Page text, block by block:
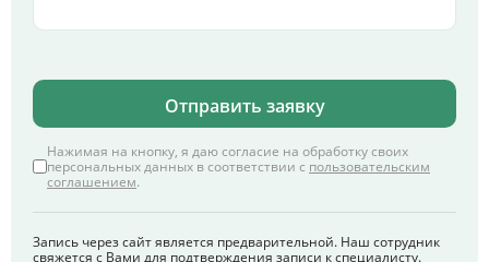
Отправить заявку
Нажимая на кнопку, я даю согласие на обработку своих
персональных данных в соответствии с пользовательским
соглашением.
Запись через сайт является предварительной. Наш сотрудник
свяжется с Вами для подтверждения записи к специалисту.